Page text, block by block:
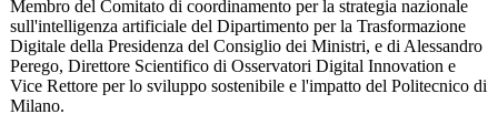
Membro del Comitato di coordinamento per la strategia nazionale
sull'intelligenza artificiale del Dipartimento per la Trasformazione
Digitale della Presidenza del Consiglio dei Ministri, e di Alessandro
Perego, Direttore Scientifico di Osservatori Digital Innovation e
Vice Rettore per lo sviluppo sostenibile e l'impatto del Politecnico di
Milano.